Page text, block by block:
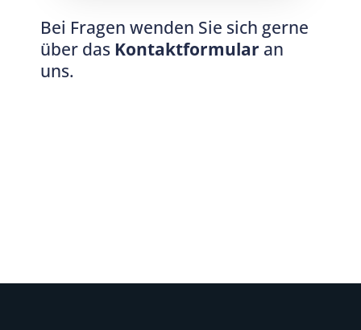
Bei Fragen wenden Sie sich gerne
über das Kontaktformular an
uns.